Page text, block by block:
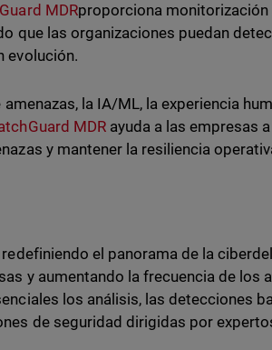
MDRproporciona
que las organizaciones puedan
evolución.
la IA/ML, la experiencia
MDRayuda a las empresas
y mantener la resiliencia
el panorama de la
y aumentando la frecuencia de los
los análisis, las detecciones
de seguridad dirigidas por